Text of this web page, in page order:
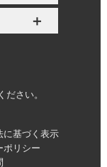
さい。
に基づく表示
ポリシー